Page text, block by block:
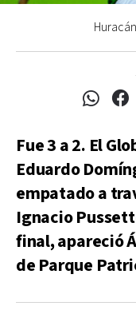
Fue 3 a 2. El
Eduardo
empatado a
Ignacio
final, apareció
de Parque